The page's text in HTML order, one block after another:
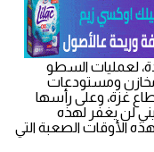
لعمليات السطو
ومستودعات
غزة، وعلى رأسها
لن يغفر لهذه
الأوقات الصعبة التي